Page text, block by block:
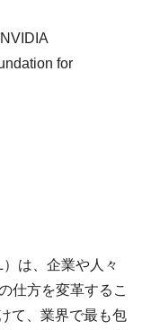
for
は、企業や人々
仕方を変革するこ
て、業界で最も包